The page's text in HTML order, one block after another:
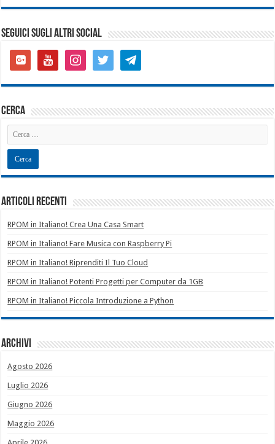
SEGUICI SUGLI ALTRI SOCIAL
google-
plus-
youtube instagramtwitter telegram
cerca
Articoli recenti
RPOM in Italiano! Crea Una Casa Smart
RPOM in Italiano! Fare Musica con Raspberry Pi
RPOM in Italiano! Riprenditi Il Tuo Cloud
RPOM in Italiano! Potenti Progetti per Computer da 1GB
RPOM in Italiano! Piccola Introduzione a Python
Archivi
Agosto 2026
Luglio 2026
Giugno 2026
Maggio 2026